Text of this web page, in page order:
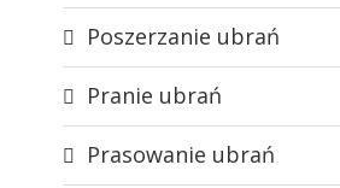
Poszerzanie ubrań
Pranie ubrań
Prasowanie ubrań